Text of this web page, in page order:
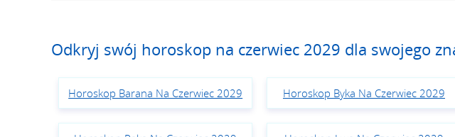
Odkryj swój horoskop na czerwiec 2029 dla swojego
Horoskop Barana Na Czerwiec 2029 Horoskop Byka Na Czerwiec 2029